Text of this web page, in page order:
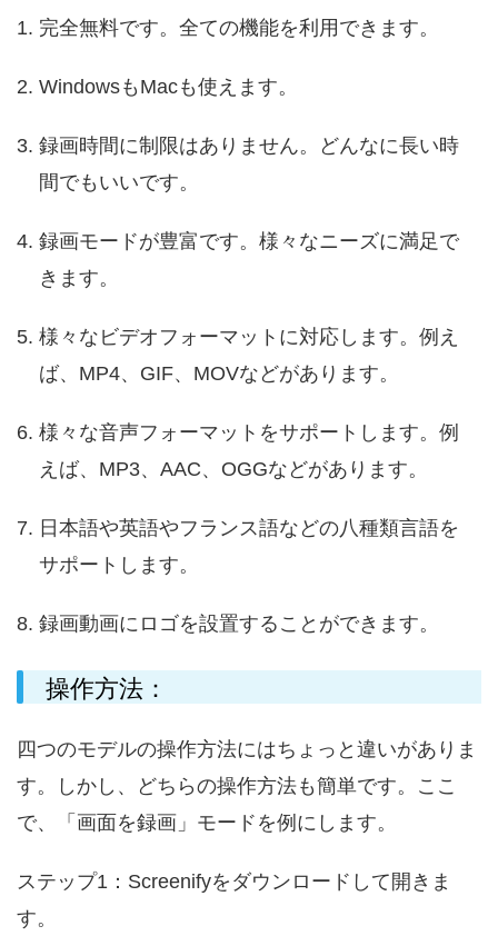
完全無料です。全ての機能を利用できます。
WindowsもMacも使えます。
録画時間に制限はありません。どんなに長い時
間でもいいです。
録画モードが豊富です。様々なニーズに満足で
きます。
様々なビデオフォーマットに対応します。例え
ば、MP4、GIF、MOVなどがあります。
様々な音声フォーマットをサポートします。例
えば、MP3、AAC、OGGなどがあります。
日本語や英語やフランス語などの八種類言語を
サポートします。
録画動画にロゴを設置することができます。
操作方法：
四つのモデルの操作方法にはちょっと違いがありま
す。しかし、どちらの操作方法も簡単です。ここ
で、「画面を録画」 モードを例にします。
ステップ1：Screenifyをダウンロードして開きま
す。